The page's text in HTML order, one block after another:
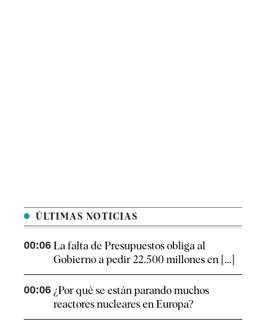
ÚLTIMAS NOTICIAS
00:06 La falta de Presupuestos obliga al
Gobierno a pedir 22.500 millones en [...]
00:06 ¿Por qué se están parando muchos
reactores nucleares en Europa?